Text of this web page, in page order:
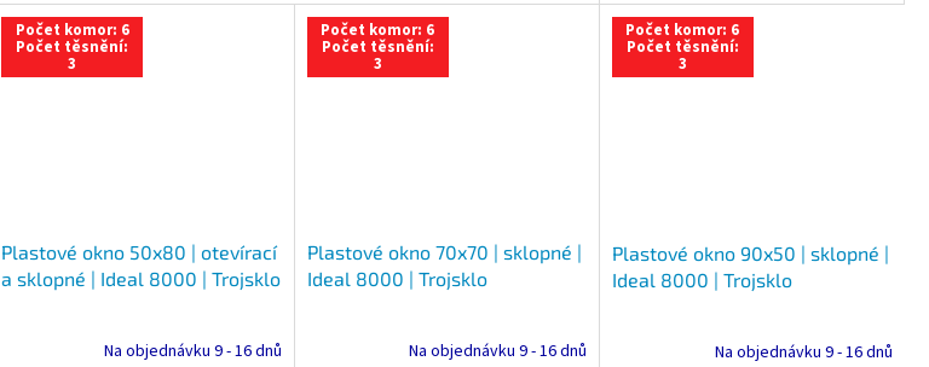
Počet komor: 6
Počet těsnění:
3
Plastové okno 50x80 | otevírací
a sklopné | Ideal 8000 | Trojsklo
Na objednávku 9 - 16 dnů
Počet komor: 6
Počet těsnění:
3
Plastové okno 70x70 | sklopné |
Ideal 8000 | Trojsklo
Na objednávku 9 - 16 dnů
Počet komor: 6
Počet těsnění:
3
Plastové okno 90x50 | sklopné |
Ideal 8000 | Trojsklo
Na objednávku 9 - 16 dnů